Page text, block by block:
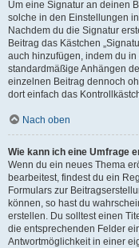
Um eine Signatur an deinen
solche in den Einstellungen
Nachdem du die Signatur
Beitrag das Kästchen
auch hinzufügen, indem du
standardmäßige Anhängen
einzelnen Beitrag dennoch
dort einfach das
Nach oben
Wie kann ich eine Umfrage
Wenn du ein neues Thema
bearbeitest, findest du ein
Formulars zur
können, so hast du
erstellen. Du solltest einen
die entsprechenden Felder
Antwortmöglichkeit in einer